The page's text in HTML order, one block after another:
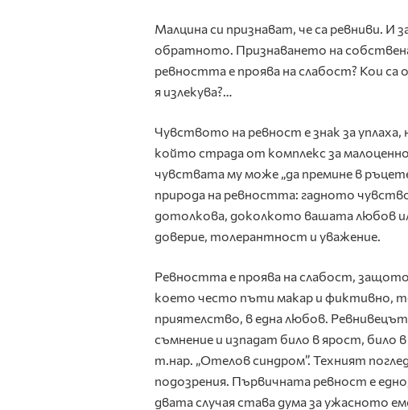
Малцина си признават, че са ревниви. И
обратното. Признаването на
ревността е проява на слабост? Кои са
я излекува?…
Чувството на ревност е знак за
който страда от комплекс за
чувствата му може „да премине в
природа на ревността: гадното
дотолкова, доколкото вашата любов
доверие, толерантност и уважение.
Ревността е проява на слабост,
което често пъти макар и фиктивно,
приятелство, в една любов.
съмнение и изпадат било в ярост, било
т.нар. „Отелов синдром”. Техният
подозрения. Първичната ревност е
двата случая става дума за ужасното